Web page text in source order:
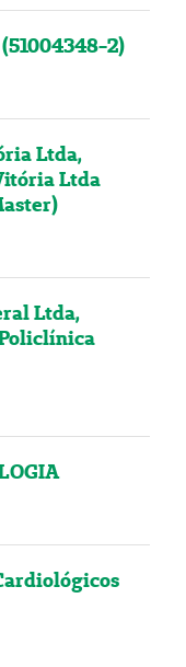
2)
Ltda,
Ltda
Ltda,